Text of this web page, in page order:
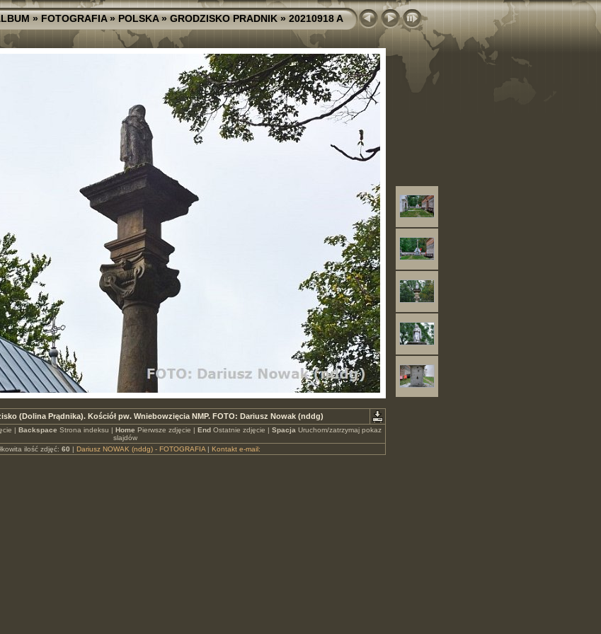
»FOTOGRAFIA»POLSKA»GRODZISKO PRADNIK»20210918 A
(Dolina Prądnika). Kościół pw. Wniebowzięcia NMP. FOTO: Dariusz Nowak (nddg)
| Backspace Strona indeksu | Home Pierwsze zdjęcie | EndOstatnie zdjęcie | Spacja Uruchom/zatrzymaj pokaz
slajdów
ilość zdjęć: 60 | Dariusz NOWAK (nddg) - FOTOGRAFIA| Kontakt e-mail: